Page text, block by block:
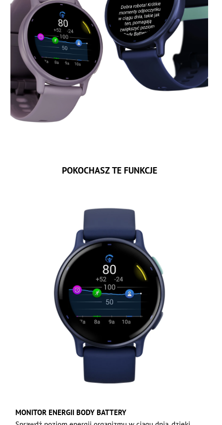
POKOCHASZ TE FUNKCJE
MONITOR ENERGII BODY BATTERY